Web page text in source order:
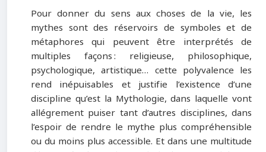
Pour donner du sens aux choses de la vie, les
mythes sont des réservoirs de symboles et de
métaphores qui peuvent être interprétés de
multiples façons : religieuse, philosophique,
psychologique, artistique… cette polyvalence les
rend inépuisables et justifie l’existence d’une
discipline qu’est la Mythologie, dans laquelle vont
allégrement puiser tant d’autres disciplines, dans
l’espoir de rendre le mythe plus compréhensible
ou du moins plus accessible. Et dans une multitude